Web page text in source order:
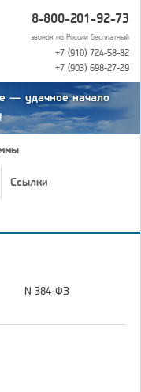
8-800-201-92-73
звонок по России бесплатный
+7 (910) 724-58-82
+7 (903) 698-27-29
— удачное начало
Ссылки
N 384-ФЗ